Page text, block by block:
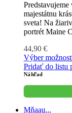
majestátnu
sveta! Na
portrét Maine
44,90 €
Výber
Pridať do listu
Náhľad
Mňaau...